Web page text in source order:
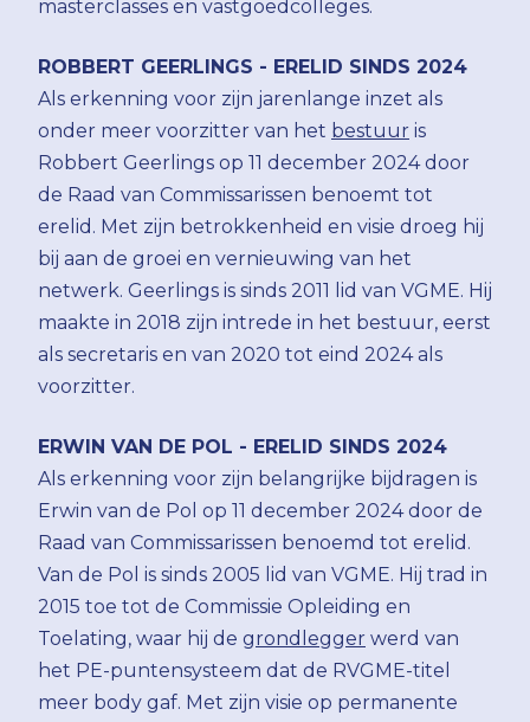
masterclasses en vastgoedcolleges.
ROBBERT GEERLINGS - ERELID SINDS 2024
Als erkenning voor zijn jarenlange inzet als
onder meer voorzitter van het bestuur is
Robbert Geerlings op 11 december 2024 door
de Raad van Commissarissen benoemt tot
erelid. Met zijn betrokkenheid en visie droeg hij
bij aan de groei en vernieuwing van het
netwerk. Geerlings is sinds 2011 lid van VGME. Hij
maakte in 2018 zijn intrede in het bestuur, eerst
als secretaris en van 2020 tot eind 2024 als
voorzitter.
ERWIN VAN DE POL - ERELID SINDS 2024
Als erkenning voor zijn belangrijke bijdragen is
Erwin van de Pol op 11 december 2024 door de
Raad van Commissarissen benoemd tot erelid.
Van de Pol is sinds 2005 lid van VGME. Hij trad in
2015 toe tot de Commissie Opleiding en
Toelating, waar hij de grondlegger werd van
het PE-puntensysteem dat de RVGME-titel
meer body gaf. Met zijn visie op permanente